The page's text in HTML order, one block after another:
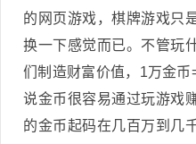
的网页游戏，棋牌游戏只
换一下感觉而已。不管玩
们制造财富价值，1万金
说金币很容易通过玩游戏
的金币起码在几百万到几